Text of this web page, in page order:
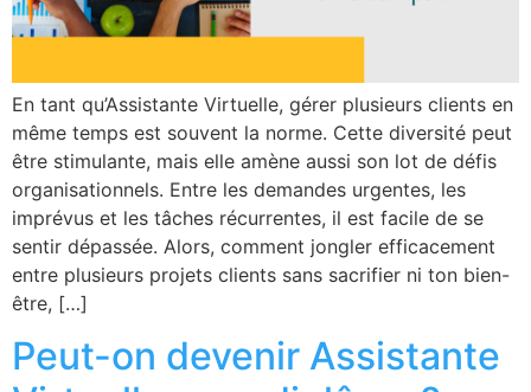
En tant qu’Assistante Virtuelle, gérer plusieurs clients en
même temps est souvent la norme. Cette diversité peut
être stimulante, mais elle amène aussi son lot de défis
organisationnels. Entre les demandes urgentes, les
imprévus et les tâches récurrentes, il est facile de se
sentir dépassée. Alors, comment jongler efficacement
entre plusieurs projets clients sans sacrifier ni ton bien-
être, […]
Peut-on devenir Assistante